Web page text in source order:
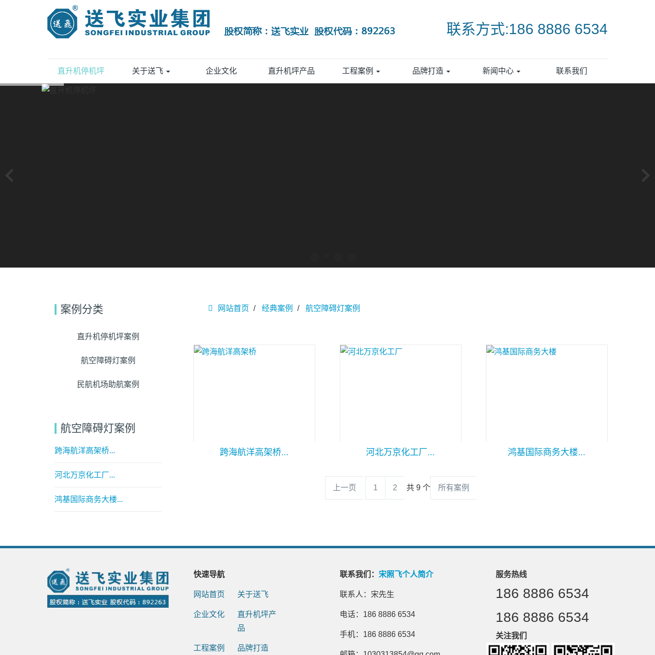
联系方式:186 8886 6534
直升机停机坪 关于送飞 企业文化 直升机坪产品 工程案例 品牌打造 新闻中心 联系我们
网站首页 经典案例 航空障碍灯案例
跨海航洋高架桥... 河北万京化工厂... 鸿基国际商务大楼...
上一页 1 2 共 9 个 所有案例
案例分类
直升机停机坪案例
航空障碍灯案例
民航机场助航案例
航空障碍灯案例
跨海航洋高架桥...
河北万京化工厂...
鸿基国际商务大楼...
快速导航
网站首页 关于送飞
企业文化
直升机坪产
品
工程案例 品牌打造
联系我们： 宋照飞个人简介
联系人：宋先生
电话：186 8886 6534
手机：186 8886 6534
服务热线
186 8886 6534
186 8886 6534
关注我们